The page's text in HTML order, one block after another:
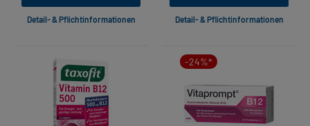
Detail- & Pflichtinformationen Detail- & Pflichtinformationen
-24%*